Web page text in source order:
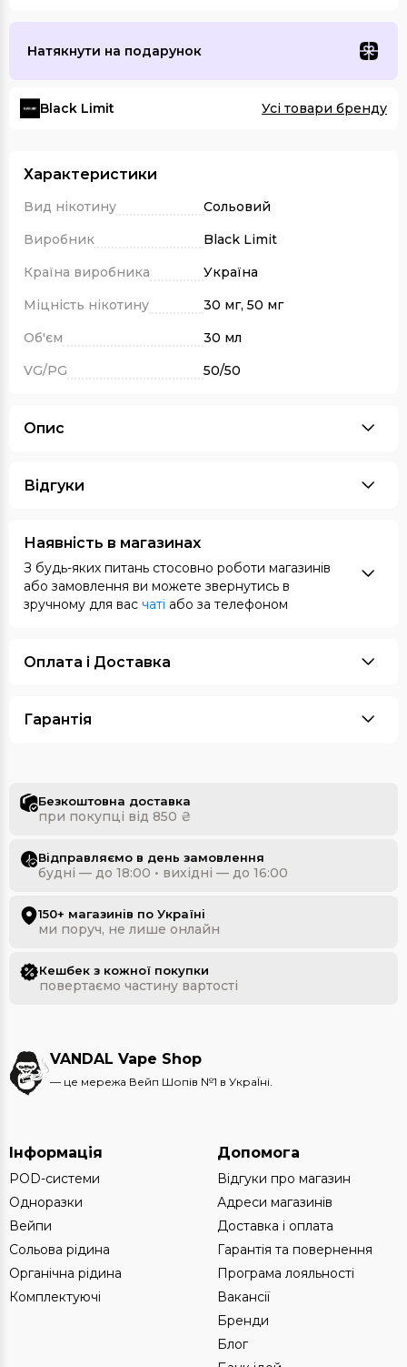
Натякнути на подарунок
Black Limit Усі товари бренду
Характеристики
Вид нікотину
Сольовий
Виробник
Black Limit
Країна виробника
Україна
Міцність нікотину
30 мг, 50 мг
Об'єм
30 мл
VG/PG
50/50
Опис
Відгуки
Наявність в магазинах
З будь-яких питань стосовно роботи магазинів
або замовлення ви можете звернутись в
зручному для вас чаті або за телефоном
Оплата i Доставка
Гарантія
Безкоштовна доставка
при покупці від 850 ₴
Відправляємо в день замовлення
будні — до 18:00 • вихідні — до 16:00
150+ магазинів по Україні
ми поруч, не лише онлайн
Кешбек з кожної покупки
повертаємо частину вартості
VANDAL Vape Shop
— це мережа Вейп Шопів №1 в УкраЇні.
Інформація
POD-системи
Одноразки
Вейпи
Сольова рідина
Органічна рідина
Комплектуючі
Допомога
Відгуки про магазин
Адреси магазинів
Доставка і оплата
Гарантія та повернення
Програма лояльності
Вакансії
Бренди
Блог